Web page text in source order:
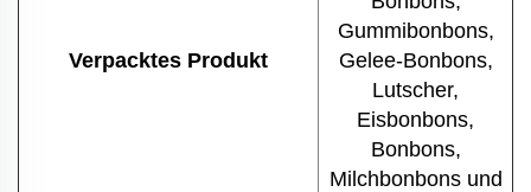
Verpacktes Produkt
Gummibonbons,
Gelee-Bonbons,
Lutscher,
Eisbonbons,
Bonbons,
Milchbonbons und